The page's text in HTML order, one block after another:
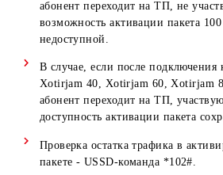
на ТП, участвующий в акции
Xotirjam 80, Xotirjam 100).
Xotirjam 40, Xotirjam 60,
абонент переходит на ТП, не
возможность активации
В случае, если после